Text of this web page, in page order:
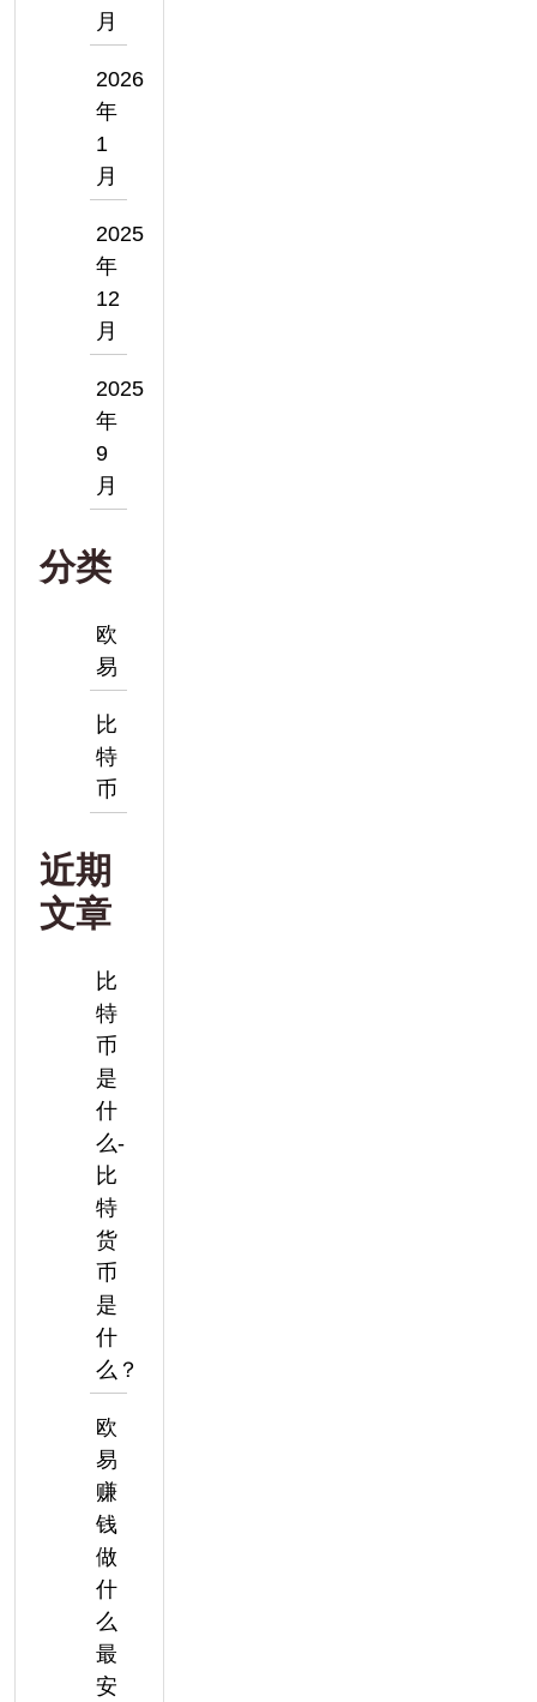
月
2026
年
1
月
2025
年
12
月
2025
年
9
月
分类
欧
易
比
特
币
近期
文章
比
特
币
是
什
么-
比
特
货
币
是
什
么？
欧
易
赚
钱
做
什
么
最
安